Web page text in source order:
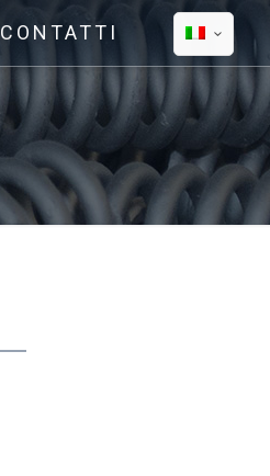
CONTATTI